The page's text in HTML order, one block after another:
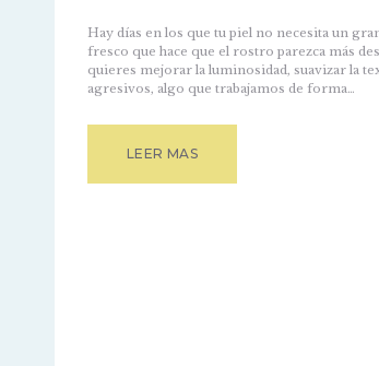
Hay días en los que tu piel no necesita un
fresco que hace que el rostro parezca más
quieres mejorar la luminosidad, suavizar la
agresivos, algo que trabajamos de forma…
LEER MAS